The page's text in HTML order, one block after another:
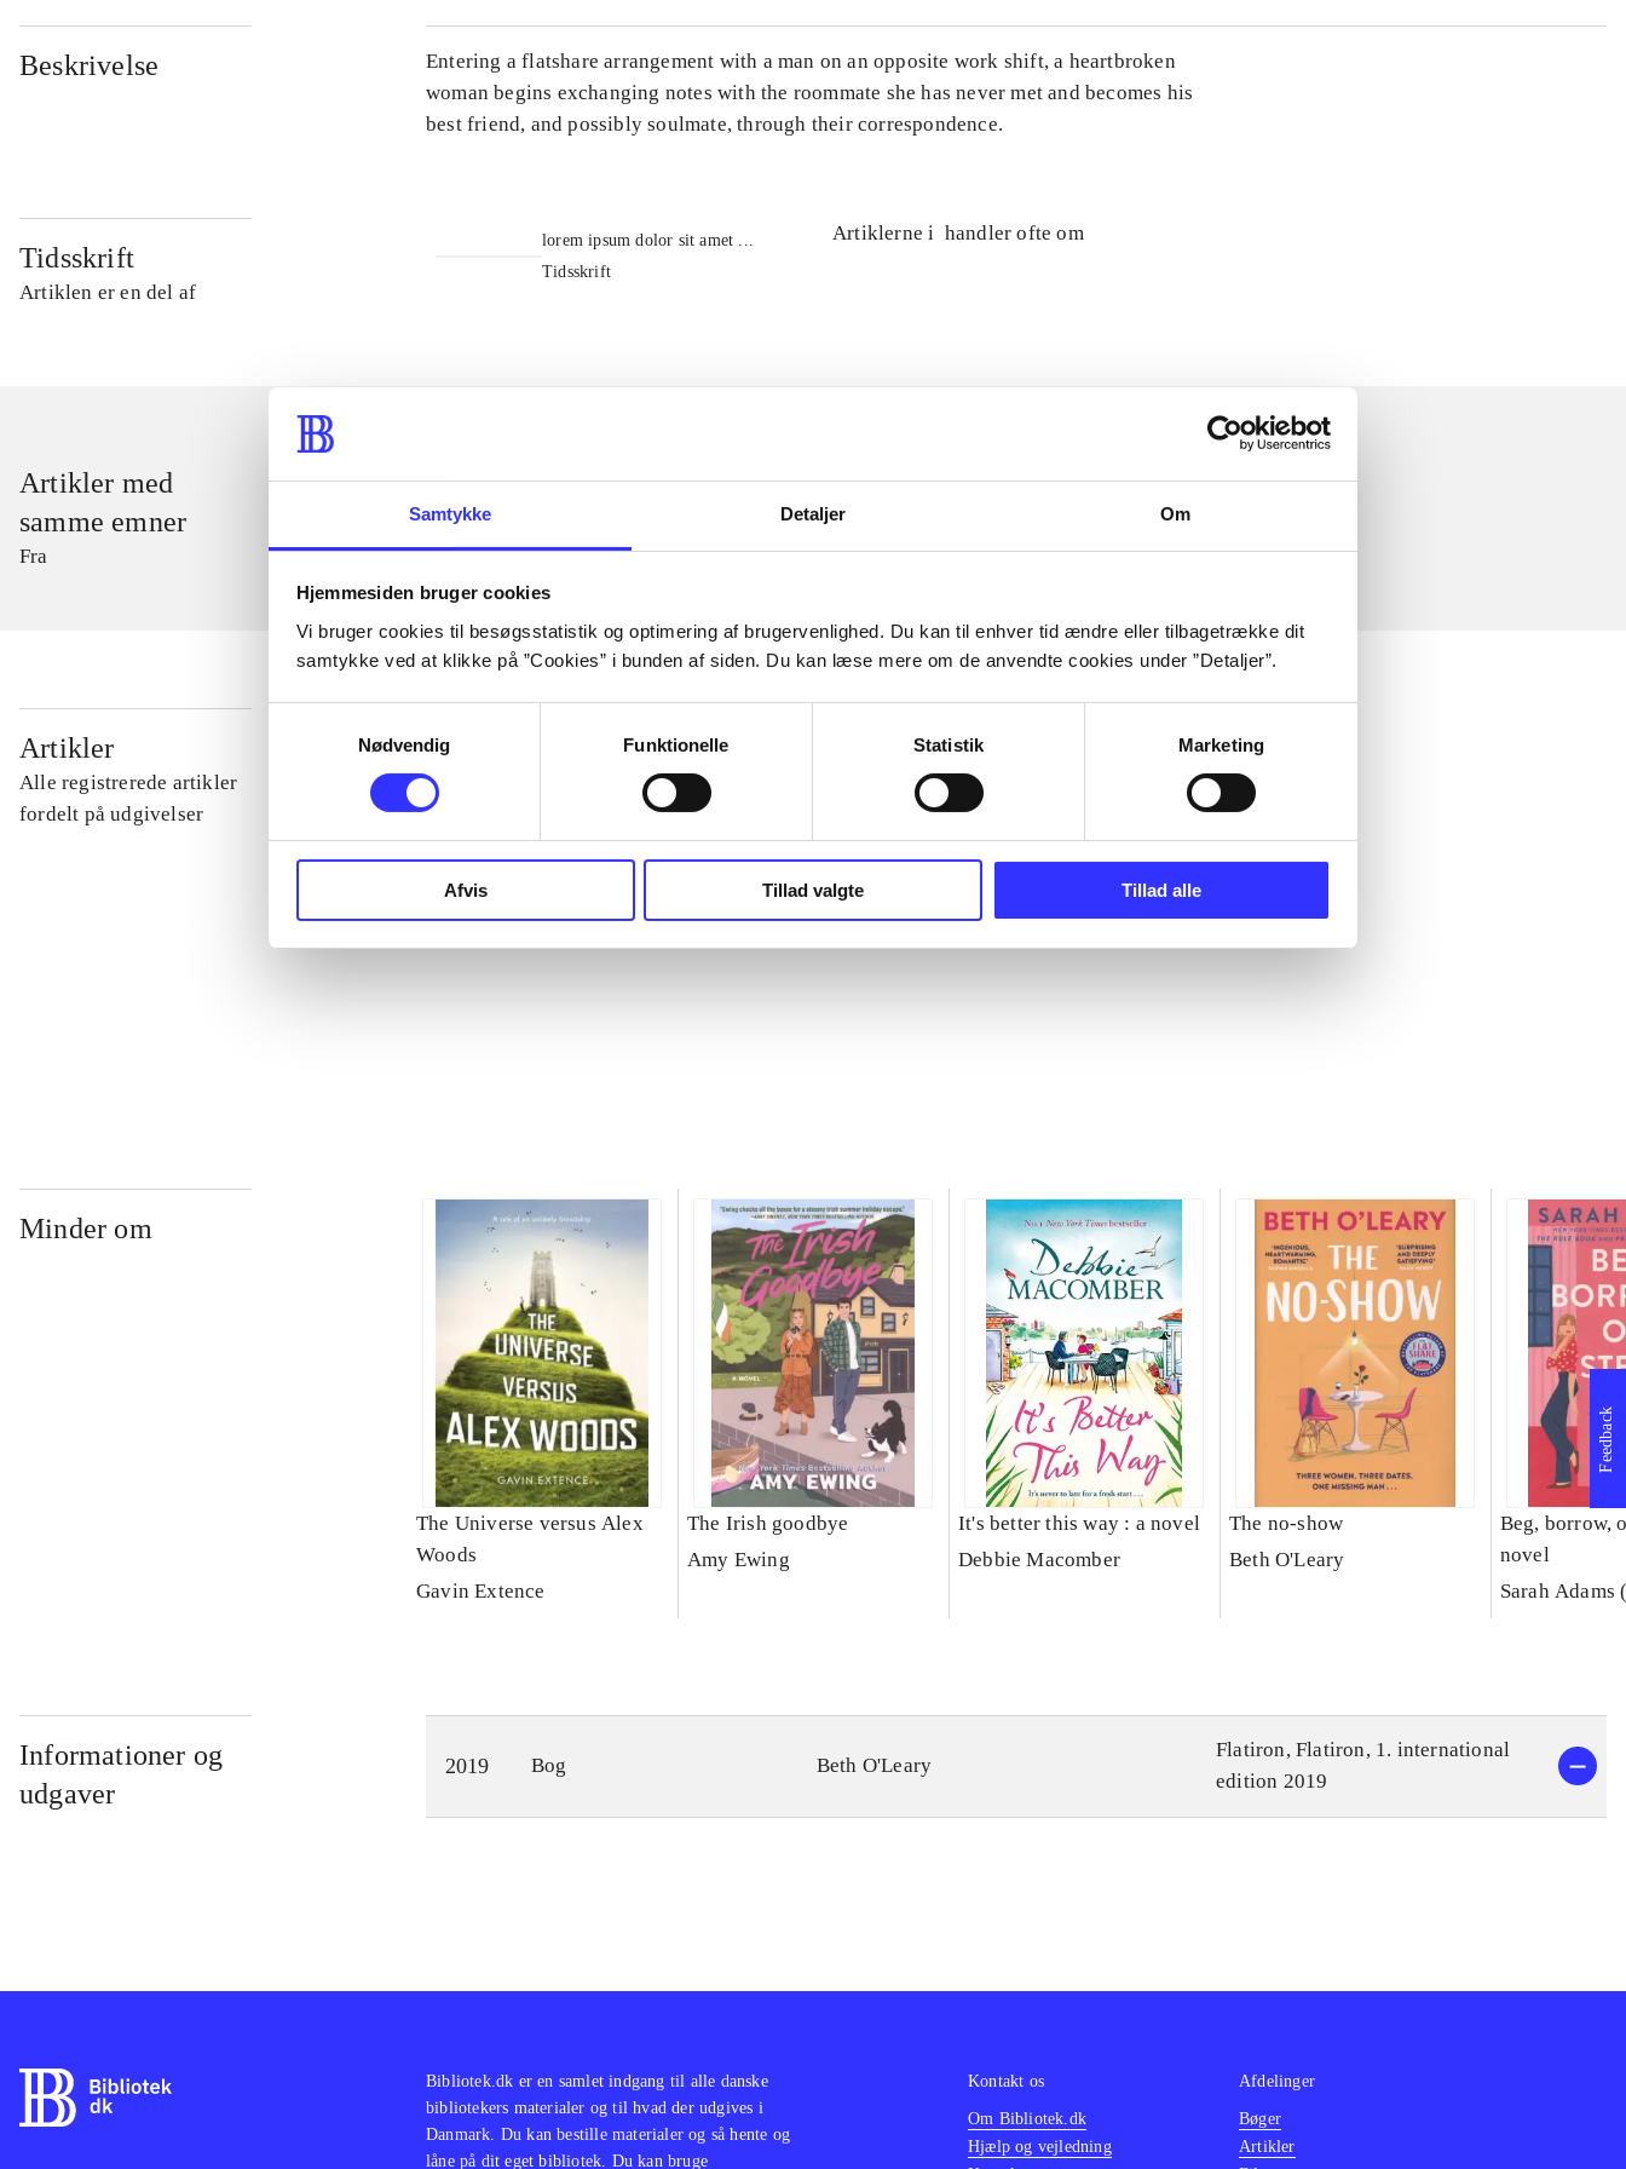
Samtykke Detaljer Om
Hjemmesiden bruger cookies
Vi bruger cookies til besøgsstatistik og optimering af brugervenlighed. Du kan til enhver tid ændre eller tilbagetrække dit
samtykke ved at klikke på ”Cookies” i bunden af siden. Du kan læse mere om de anvendte cookies under ”Detaljer”.
Nødvendig
Funktionelle Statistik Marketing
Afvis Tillad valgte Tillad alle
Beskrivelse
Entering a flatshare arrangement with a man on an opposite work shift, a heartbroken
woman begins exchanging notes with the roommate she has never met and becomes his
best friend, and possibly soulmate, through their correspondence.
Tidsskrift
Artiklen er en del af
lorem ipsum dolor sit amet ...
Tidsskrift
Artiklerne i handler ofte om
Artikler med
samme emner
Fra
Artikler
Alle registrerede artikler
fordelt på udgivelser
...
Minder om
The Universe versus Alex
Woods
Gavin Extence
The Irish goodbye
Amy Ewing
It's better this way : a novel
Debbie Macomber
The no-show
Beth O'Leary
Beg, borrow,
novel
Sarah Adams
Informationer og
udgaver
2019 Bog Beth O'Leary
Flatiron, Flatiron, 1. international
edition 2019
Feedback
Bibliotek.dk er en samlet indgang til alle danske
bibliotekers materialer og til hvad der udgives i
Danmark. Du kan bestille materialer og så hente og
låne på dit eget bibliotek. Du kan bruge
Kontakt os
Om Bibliotek.dk
Hjælp og vejledning
Afdelinger
Bøger
Artikler